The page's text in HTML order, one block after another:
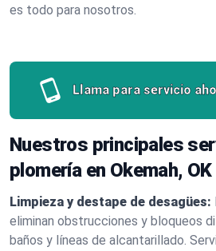
es todo para nosotros.
Llama para servicio
Nuestros principales
plomería en Okemah, OK
Limpieza y destape de desagües:
eliminan obstrucciones y bloqueos
baños y líneas de alcantarillado.